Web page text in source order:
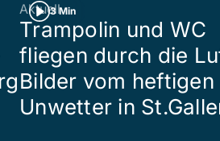
3 Min
Aktuell
Trampolin und WC
fliegen durch die
Bilder vom heftigen
Unwetter in